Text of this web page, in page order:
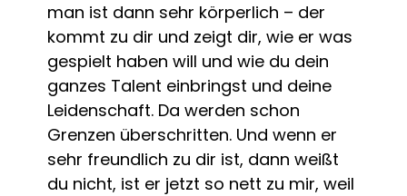
man ist dann sehr körperlich – der
kommt zu dir und zeigt dir, wie er was
gespielt haben will und wie du dein
ganzes Talent einbringst und deine
Leidenschaft. Da werden schon
Grenzen überschritten. Und wenn er
sehr freundlich zu dir ist, dann weißt
du nicht, ist er jetzt so nett zu mir, weil